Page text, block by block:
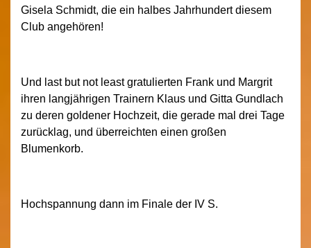
Gisela Schmidt, die ein halbes Jahrhundert diesem
Club angehören!
Und last but not least gratulierten Frank und Margrit
ihren langjährigen Trainern Klaus und Gitta Gundlach
zu deren goldener Hochzeit, die gerade mal drei Tage
zurücklag, und überreichten einen großen
Blumenkorb.
Hochspannung dann im Finale der IV S.